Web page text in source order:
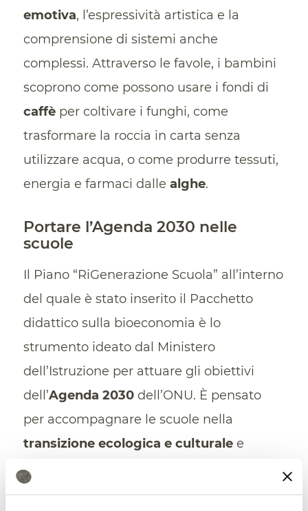
emotiva, l’espressività artistica e la
comprensione di sistemi anche
complessi. Attraverso le favole, i bambini
scoprono come possono usare i fondi di
caffèper coltivare i funghi, come
trasformare la roccia in carta senza
utilizzare acqua, o come produrre tessuti,
energia e farmaci dalle alghe.
Portare l’Agenda 2030 nelle
scuole
Il Piano “RiGenerazione Scuola” all’interno
del quale è stato inserito il Pacchetto
didattico sulla bioeconomia è lo
strumento ideato dal Ministero
dell’Istruzione per attuare gli obiettivi
dell’Agenda 2030dell’ONU. È pensato
per accompagnare le scuole nella
transizione ecologica e culturalee
nell’attuazione dei percorsi di educazione
allo sviluppo sostenibile previsti